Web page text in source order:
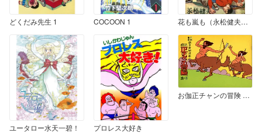
どくだみ先生 1 COCOON 1 花も嵐も（永松健夫版） 秋風編
ユータロー水天一碧！ プロレス大好き
お伽正チャンの冒険 5巻